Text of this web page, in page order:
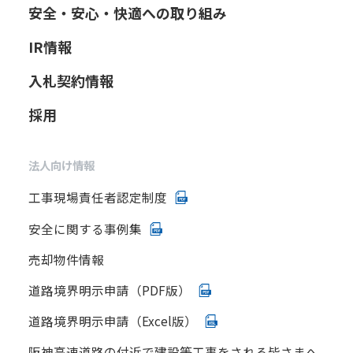
安全・安心・快適への取り組み
IR情報
入札契約情報
採用
法人向け情報
工事現場責任者認定制度
安全に関する事例集
売却物件情報
道路境界明示申請（PDF版）
道路境界明示申請（Excel版）